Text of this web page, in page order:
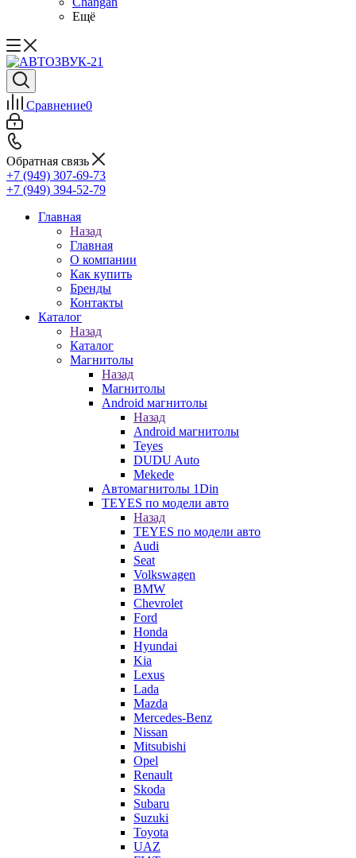
Ещё
Сравнение0
Обратная связь
+7 (949) 307-69-73
+7 (949) 394-52-79
Главная
Назад
Главная
О компании
Как купить
Бренды
Контакты
Каталог
Назад
Каталог
Магнитолы
Назад
Магнитолы
Android магнитолы
Назад
Android магнитолы
Teyes
DUDU Auto
Mekede
Автомагнитолы 1Din
TEYES по модели авто
Назад
TEYES по модели авто
Audi
Seat
Volkswagen
BMW
Chevrolet
Ford
Honda
Hyundai
Kia
Lexus
Lada
Mazda
Mercedes-Benz
Nissan
Mitsubishi
Opel
Renault
Skoda
Subaru
Suzuki
Toyota
UAZ